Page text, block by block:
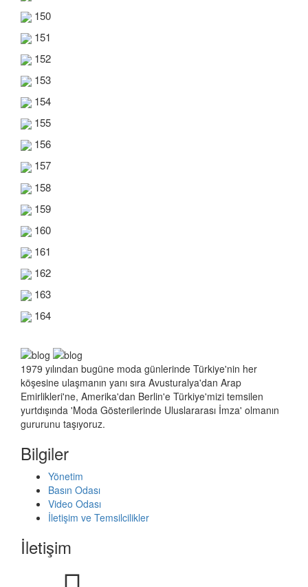
150
151
152
153
154
155
156
157
158
159
160
161
162
163
164
1979 yılından bugüne moda günlerinde Türkiye'nin her
köşesine ulaşmanın yanı sıra Avusturalya'dan Arap
Emirlikleri'ne, Amerika'dan Berlin'e Türkiye'mizi temsilen
yurtdışında 'Moda Gösterilerinde Uluslararası İmza' olmanın
gururunu taşıyoruz.
Bilgiler
Yönetim
Basın Odası
Video Odası
İletişim ve Temsilcilikler
İletişim